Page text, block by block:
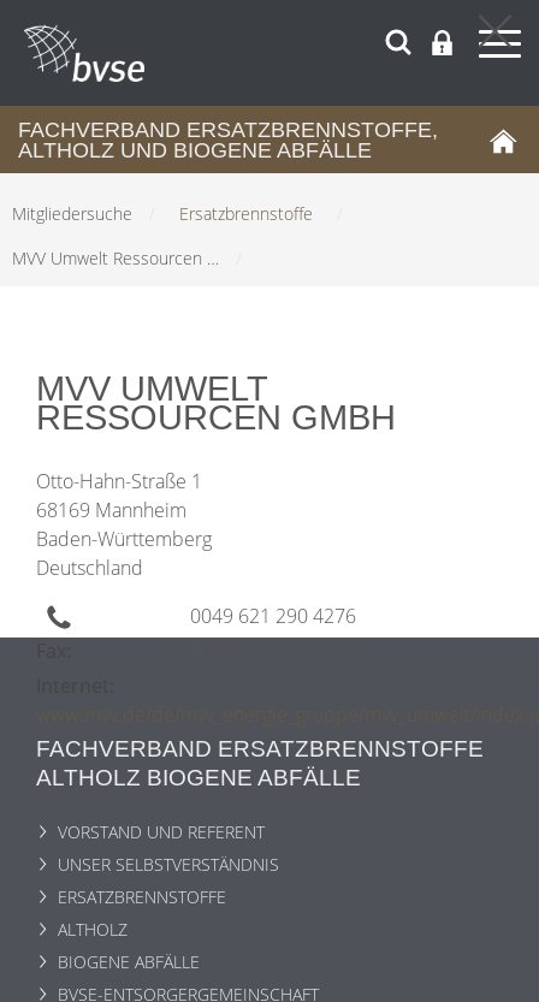
FACHVERBAND ERSATZBRENNSTOFFE,
ALTHOLZ UND BIOGENE ABFÄLLE
Mitgliedersuche Ersatzbrennstoffe
MVV Umwelt Ressourcen …
MVV UMWELT
RESSOURCEN GMBH
Otto-Hahn-Straße 1
68169 Mannheim
Baden-Württemberg
Deutschland
0049 621 290 4276
www.mvv.de/de/mvv_energie_gruppe/mvv_umwelt/
FACHVERBAND ERSATZBRENNSTOFFE
ALTHOLZ BIOGENE ABFÄLLE
VORSTAND UND REFERENT
UNSER SELBSTVERSTÄNDNIS
ERSATZBRENNSTOFFE
ALTHOLZ
BIOGENE ABFÄLLE
BVSE-ENTSORGERGEMEINSCHAFT